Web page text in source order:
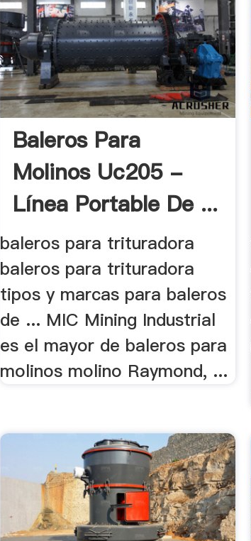
Baleros Para
Molinos Uc205 -
Línea Portable De ...
baleros para trituradora
baleros para trituradora
tipos y marcas para baleros
de ... MIC Mining Industrial
es el mayor de baleros para
molinos molino Raymond, ...